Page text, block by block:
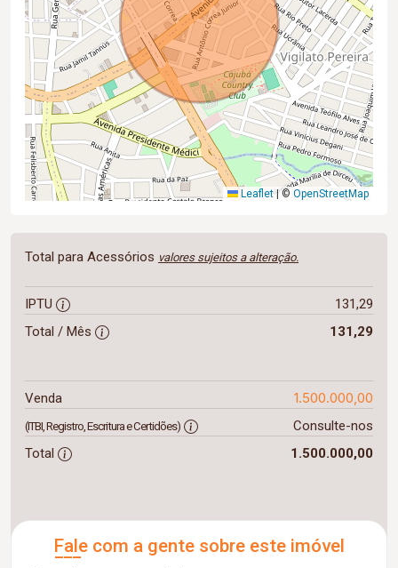
Leaflet |© OpenStreetMap
Total para Acessórios valores sujeitos a alteração.
IPTU
131,29
Total / Mês
131,29
Venda 1.500.000,00
(ITBI, Registro, Escritura e Certidões)
Consulte-nos
Total
1.500.000,00
Fale com a gente sobre este imóvel